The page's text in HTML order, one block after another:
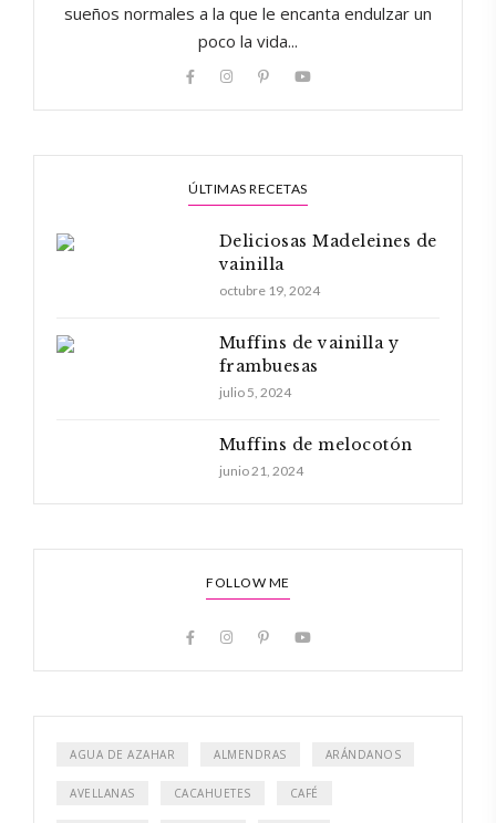
sueños normales a la que le encanta endulzar un
poco la vida...
ÚLTIMAS RECETAS
Deliciosas Madeleines de
vainilla
octubre 19, 2024
Muffins de vainilla y
frambuesas
julio 5, 2024
Muffins de melocotón
junio 21, 2024
FOLLOW ME
AGUA DE AZAHAR ALMENDRAS ARÁNDANOS
AVELLANAS CACAHUETES CAFÉ